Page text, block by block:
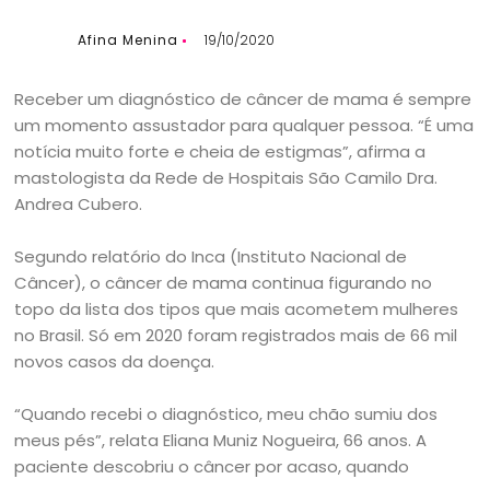
Afina Menina 19/10/2020
Receber um diagnóstico de câncer de mama é sempre
um momento assustador para qualquer pessoa. “É uma
notícia muito forte e cheia de estigmas”, afirma a
mastologista da Rede de Hospitais São Camilo Dra.
Andrea Cubero.
Segundo relatório do Inca (Instituto Nacional de
Câncer), o câncer de mama continua figurando no
topo da lista dos tipos que mais acometem mulheres
no Brasil. Só em 2020 foram registrados mais de 66 mil
novos casos da doença.
“Quando recebi o diagnóstico, meu chão sumiu dos
meus pés”, relata Eliana Muniz Nogueira, 66 anos. A
paciente descobriu o câncer por acaso, quando